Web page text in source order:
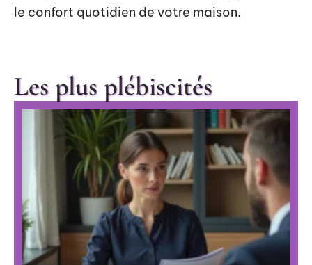
le confort quotidien de votre maison.
Les plus plébiscités